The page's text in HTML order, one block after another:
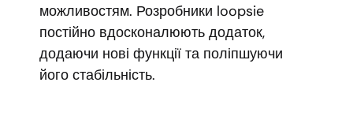
можливостям. Розробники loopsie
постійно вдосконалюють додаток,
додаючи нові функції та поліпшуючи
його стабільність.